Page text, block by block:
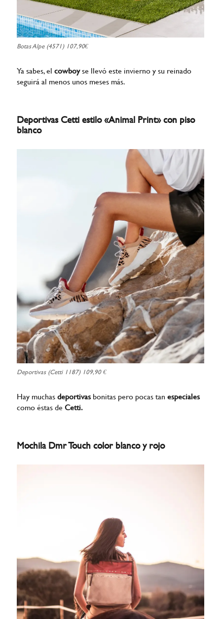
Botas Alpe (4571) 107,90€
Ya sabes, elcowboyse llevó este invierno y su reinado
seguirá al menos unos meses más.
Deportivas Cetti estilo «Animal Print» con piso
blanco
Deportivas (Cetti 1187) 109,90 €
Hay muchasdeportivasbonitas pero pocas tanespeciales
como éstas deCetti.
Mochila Dmr Touch color blanco y rojo